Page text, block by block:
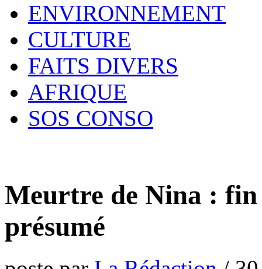
ENVIRONNEMENT
CULTURE
FAITS DIVERS
AFRIQUE
SOS CONSO
Meurtre de Nina : fin
présumé